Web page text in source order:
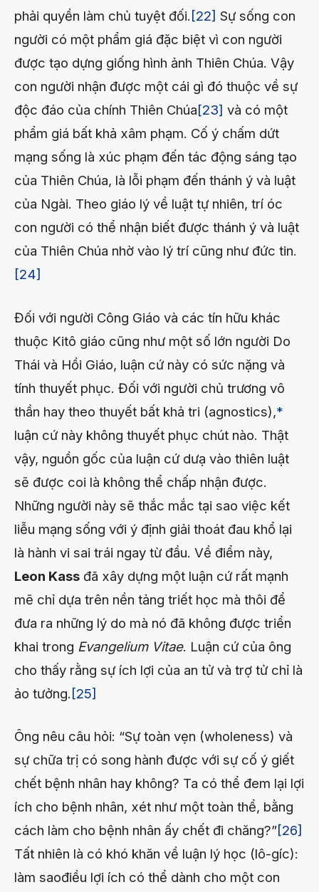
phải quyền làm chủ tuyệt đối. [22] Sự sống con
người có một phẩm giá đặc biệt vì con người
được tạo dựng giống hình ảnh Thiên Chúa. Vậy
con người nhận được một cái gì đó thuộc về sự
độc đáo của chính Thiên Chúa[23] và có một
phẩm giá bất khả xâm phạm. Cố ý chấm dứt
mạng sống là xúc phạm đến tác động sáng tạo
của Thiên Chúa, là lỗi phạm đến thánh ý và luật
của Ngài. Theo giáo lý về luật tự nhiên, trí óc
con người có thể nhận biết được thánh ý và luật
của Thiên Chúa nhờ vào lý trí cũng như đức tin.
[24]
Đối với người Công Giáo và các tín hữu khác
thuộc Kitô giáo cũng như một số lớn người Do
Thái và Hồi Giáo, luận cứ này có sức nặng và
tính thuyết phục. Đối với người chủ trương vô
thần hay theo thuyết bất khả tri (agnostics),*
luận cứ này không thuyết phục chút nào. Thật
vậy, nguồn gốc của luận cứ dưạ vào thiên luật
sẽ được coi là không thể chấp nhận được.
Những người này sẽ thắc mắc tại sao việc kết
liễu mạng sống với ý định giải thoát đau khổ lại
là hành vi sai trái ngay từ đầu. Về điểm này,
Leon Kass đã xây dựng một luận cứ rất mạnh
mẽ chỉ dựa trên nền tảng triết học mà thôi để
đưa ra những lý do mà nó đã không được triển
khai trong Evangelium Vitae. Luận cứ của ông
cho thấy rằng sự ích lợi của an tử và trợ tử chỉ là
ảo tưởng.[25]
Ông nêu câu hỏi: “Sự toàn vẹn (wholeness) và
sự chữa trị có song hành được với sự cố ý giết
chết bệnh nhân hay không? Ta có thể đem lại lợi
ích cho bệnh nhân, xét như một toàn thể, bằng
cách làm cho bệnh nhân ấy chết đi chăng?”[26]
Tất nhiên là có khó khăn về luận lý học (lô-gíc):
làm saođiều lợi ích có thể dành cho một con